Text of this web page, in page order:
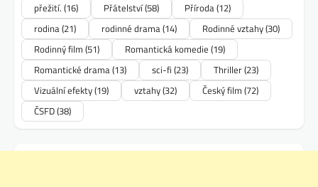
přežití. (16) Přátelství(58) Příroda(12)
rodina(21) rodinné drama(14) Rodinné vztahy(30)
Rodinný film (51) Romantická komedie (19)
Romantické drama(13) sci-fi (23) Thriller(23)
Vizuální efekty(19) vztahy(32) Český film (72)
ČSFD(38)